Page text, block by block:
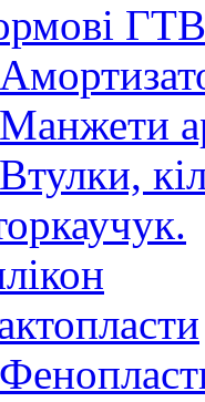
ГТВ
Манжети
Втулки,